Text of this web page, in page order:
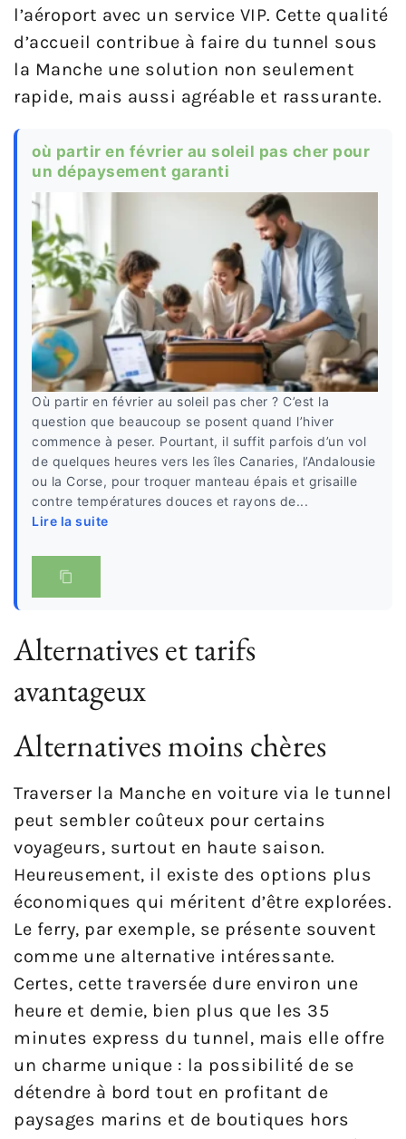
l’aéroport avec un service VIP. Cette qualité
d’accueil contribue à faire du tunnel sous
la Manche une solution non seulement
rapide, mais aussi agréable et rassurante.
où partir en février au soleil pas cher pour
un dépaysement garanti
Où partir en février au soleil pas cher ? C’est la
question que beaucoup se posent quand l’hiver
commence à peser. Pourtant, il suffit parfois d’un vol
de quelques heures vers les îles Canaries, l’Andalousie
ou la Corse, pour troquer manteau épais et grisaille
contre températures douces et rayons de...
Lire la suite
Alternatives et tarifs
avantageux
Alternatives moins chères
Traverser la Manche en voiture via le tunnel
peut sembler coûteux pour certains
voyageurs, surtout en haute saison.
Heureusement, il existe des options plus
économiques qui méritent d’être explorées.
Le ferry, par exemple, se présente souvent
comme une alternative intéressante.
Certes, cette traversée dure environ une
heure et demie, bien plus que les 35
minutes express du tunnel, mais elle offre
un charme unique : la possibilité de se
détendre à bord tout en profitant de
paysages marins et de boutiques hors